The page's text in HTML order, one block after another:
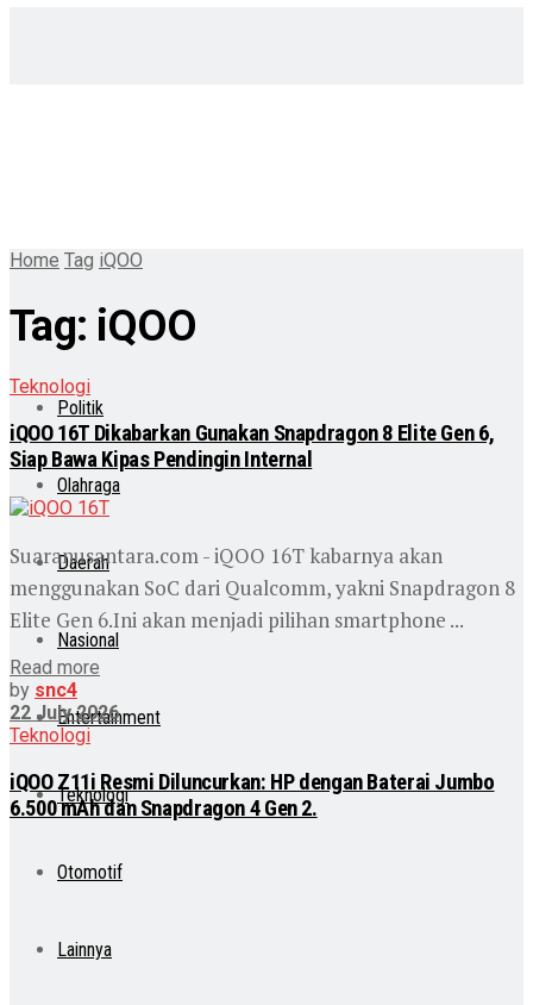
Politik
Olahraga
Daerah
Nasional
Entertainment
Teknologi
Otomotif
Lainnya
Home Tag iQOO
Tag: iQOO
Teknologi
iQOO 16T Dikabarkan Gunakan Snapdragon 8 Elite Gen 6,
Siap Bawa Kipas Pendingin Internal
Suaranusantara.com - iQOO 16T kabarnya akan
menggunakan SoC dari Qualcomm, yakni Snapdragon 8
Elite Gen 6.Ini akan menjadi pilihan smartphone ...
Read more
by snc4
22 July 2026
Teknologi
iQOO Z11i Resmi Diluncurkan: HP dengan Baterai Jumbo
6.500 mAh dan Snapdragon 4 Gen 2.